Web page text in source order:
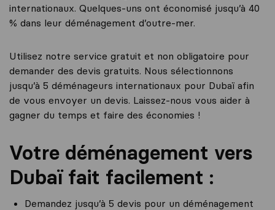
internationaux. Quelques-uns ont économisé jusqu’à 40
% dans leur déménagement d’outre-mer.
Utilisez notre service gratuit et non obligatoire pour
demander des devis gratuits. Nous sélectionnons
jusqu’à 5 déménageurs internationaux pour Dubaï afin
de vous envoyer un devis. Laissez-nous vous aider à
gagner du temps et faire des économies !
Votre déménagement vers
Dubaï fait facilement :
Demandez jusqu’à 5 devis pour un déménagement